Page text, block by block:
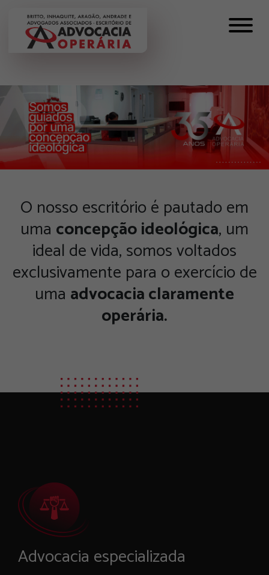
O nosso escritório é pautado em
uma concepção ideológica, um
ideal de vida, somos voltados
exclusivamente para o exercício de
uma advocacia claramente
operária.
Advocacia especializada